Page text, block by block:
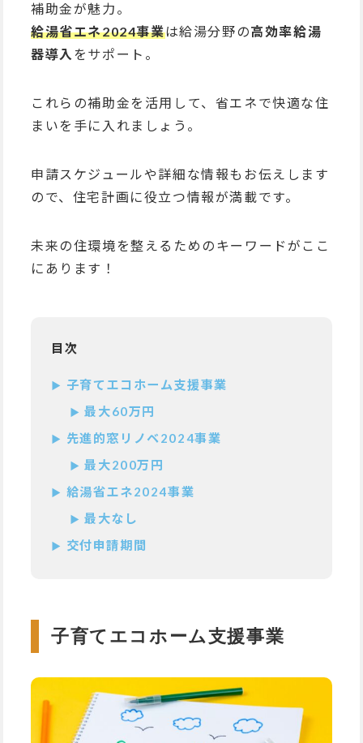
補助金が魅力。
給湯省エネ2024事業は給湯分野の高効率給湯
器導入 をサポート。
これらの補助金を活用して、省エネで快適な住
まいを手に入れましょう。
申請スケジュールや詳細な情報もお伝えします
ので、住宅計画に役立つ情報が満載です。
未来の住環境を整えるためのキーワードがここ
にあります！
目次
子育てエコホーム支援事業
最大60万円
先進的窓リノベ2024事業
最大200万円
給湯省エネ2024事業
最大なし
交付申請期間
子育てエコホーム支援事業